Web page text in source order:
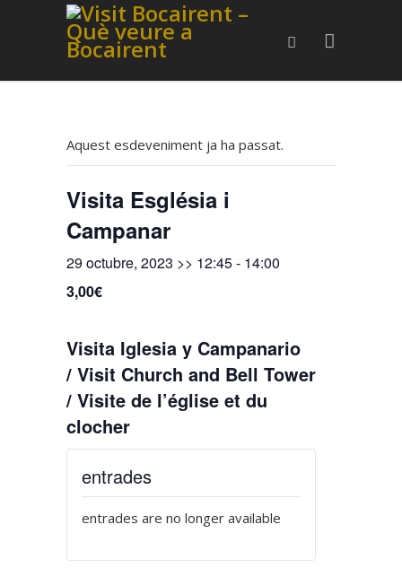
Aquest esdeveniment ja ha passat.
Visita Església i
Campanar
29 octubre, 2023 >> 12:45- 14:00
3,00€
Visita Iglesia y Campanario
/ Visit Church and Bell Tower
/ Visite de l’église et du
clocher
entrades
entrades are no longer available